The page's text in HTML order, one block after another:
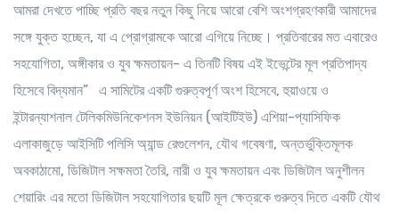
আমরা দেখতে পাচ্ছি প্রতি বছর নতুন কিছু নিয়ে আরো বেশি অংশগ্রহণকারী আমাদের
সঙ্গে যুক্ত হচ্ছেন, যা এ প্রোগ্রামকে আরো এগিয়ে নিচ্ছে। প্রতিবারের মত এবারেও
সহযোগিতা, অঙ্গীকার ও যুব ক্ষমতায়ন- এ তিনটি বিষয় এই ইভেন্টের মূল প্রতিপাদ্য
হিসেবে বিদ্যমান” এ সামিটের একটি গুরুত্বপূর্ণ অংশ হিসেবে, হুয়াওয়ে ও
ইন্টারন্যাশনাল টেলিকমিউনিকেশনস ইউনিয়ন (আইটিইউ) এশিয়া-প্যাসিফিক
এলাকাজুড়ে আইসিটি পলিসি অ্যান্ড রেগুলেশন, যৌথ গবেষণা, অন্তর্ভুক্তিমূলক
অবকাঠামো, ডিজিটাল সক্ষমতা তৈরি, নারী ও যুব ক্ষমতায়ন এবং ডিজিটাল অনুশীলন
শেয়ারিং এর মতো ডিজিটাল সহযোগিতার ছয়টি মূল ক্ষেত্রকে গুরুত্ব দিতে একটি যৌথ